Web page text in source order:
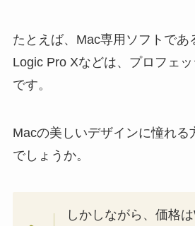
たとえば、Mac専用ソフトであ
Logic Pro Xなどは、プロフェ
です。
Macの美しいデザインに憧れる
でしょうか。
しかしながら、価格